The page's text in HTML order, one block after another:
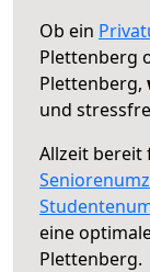
Ob ein
Plettenberg
Plettenberg,
und
Allzeit bereit
eine
Plettenberg.